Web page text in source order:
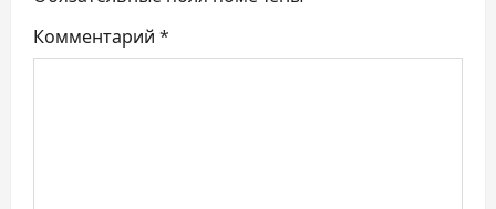
я
п
Комментарий *